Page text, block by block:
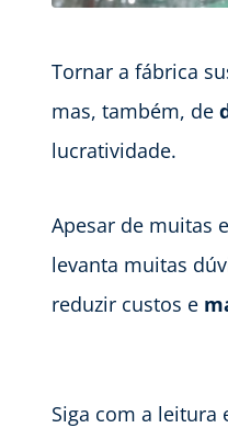
Tornar a fábrica
mas, também, de
lucratividade.
Apesar de muitas
levanta muitas
reduzir custos e
Siga com a leitura